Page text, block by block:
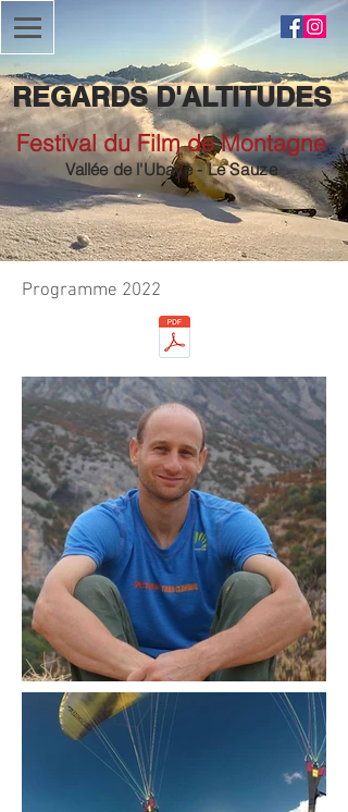
REGARDS D'ALTITUDES
Festival du Film de Montagne
Vallée del'Ubaye- LeSauze
Programme 2022